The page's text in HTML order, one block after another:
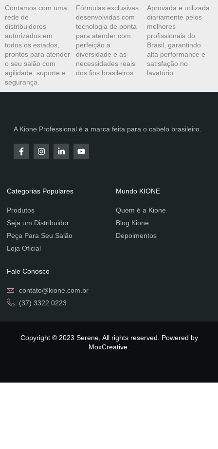
Contamos com uma
rede de
distribuidores
autorizados em
todos os estados,
prontos para atender
o seu salão com
agilidade, suporte e
segurança.
Fórmulas exclusivas
desenvolvidas com
tecnologia de ponta
para atender com
perfeição a
diversidade e as
necessidades reais
dos fios brasileiros.
Aprovada e utilizada
diariamente pelos
melhores
profissionais do
Brasil, garantindo
alta performance e
satisfação no
lavatório.
A Kione Professional é a marca feita para o cabelo brasileiro.
Categorias Populares
Produtos
Seja um Distribuidor
Peça Para Seu Salão
Loja Oficial
Mundo KIONE
Quem é a Kione
Blog Kione
Depoimentos
Fale Conosco
contato@kione.com.br
(37) 3322 0223
Copyright © 2023 Serene, All rights reserved. Powered by
MoxCreative.